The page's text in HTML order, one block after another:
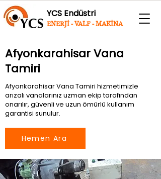
YCS Endüstri
ENERJİ - VALF - MAKİNA
Afyonkarahisar Vana
Tamiri
Afyonkarahisar Vana Tamiri hizmetimizle
arızalı vanalarınız uzman ekip tarafından
onarılır, güvenli ve uzun ömürlü kullanım
garantisi sunulur.
Hemen Ara